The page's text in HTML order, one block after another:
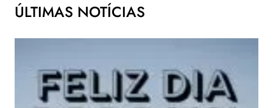
ÚLTIMAS NOTÍCIAS